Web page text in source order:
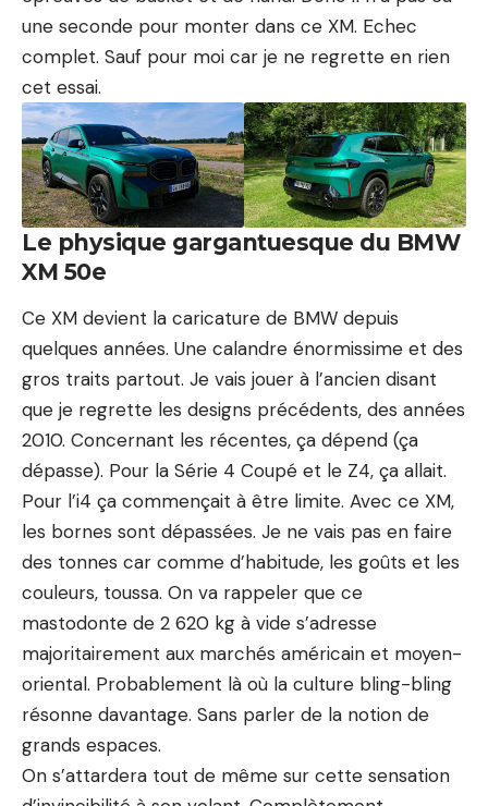
une seconde pour monter dans ce XM. Echec
complet. Sauf pour moi car je ne regrette en rien
cet essai.
Le physique gargantuesque du BMW
XM 50e
Ce XM devient la caricature de BMW depuis
quelques années. Une calandre énormissime et des
gros traits partout. Je vais jouer à l’ancien disant
que je regrette les designs précédents, des années
2010. Concernant les récentes, ça dépend (ça
dépasse). Pour la Série 4 Coupé et le Z4, ça allait.
Pour l’i4 ça commençait à être limite. Avec ce XM,
les bornes sont dépassées. Je ne vais pas en faire
des tonnes car comme d’habitude, les goûts et les
couleurs, toussa. On va rappeler que ce
mastodonte de 2 620 kg à vide s’adresse
majoritairement aux marchés américain et moyen-
oriental. Probablement là où la culture bling-bling
résonne davantage. Sans parler de la notion de
grands espaces.
On s’attardera tout de même sur cette sensation